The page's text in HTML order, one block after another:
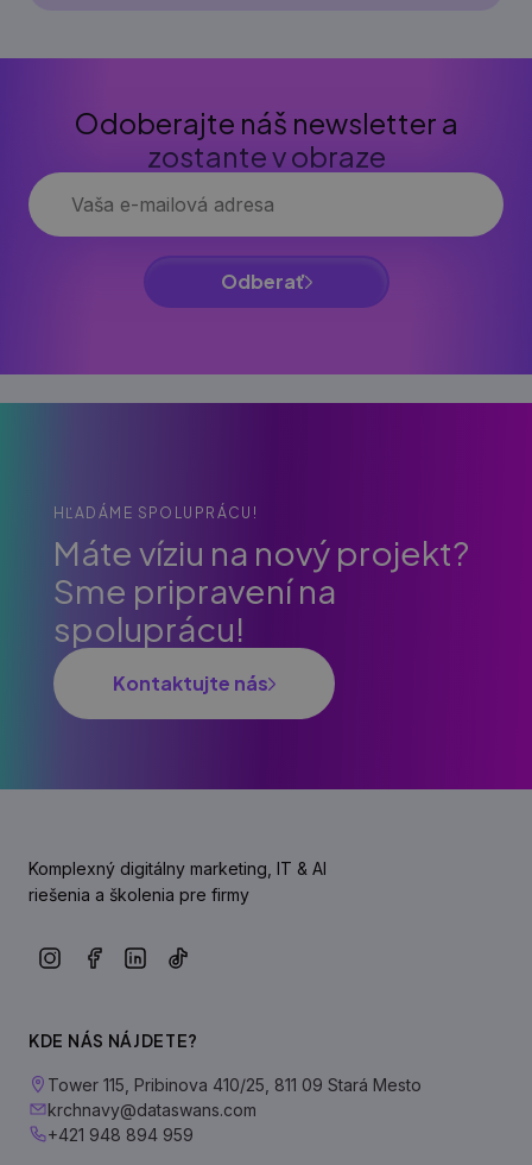
Odoberajte náš newsletter a
zostante v obraze
Odberať
HĽADÁME SPOLUPRÁCU!
Máte víziu na nový projekt?
Sme pripravení na
spoluprácu!
Kontaktujte nás
Komplexný digitálny marketing, IT & AI
riešenia a školenia pre firmy
KDE NÁS NÁJDETE?
Tower 115, Pribinova 410/25, 811 09 Stará Mesto
krchnavy@dataswans.com
+421 948 894 959